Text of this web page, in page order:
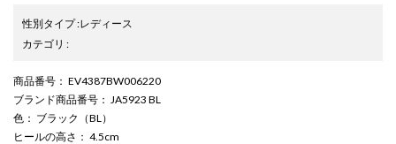
性別タイプ:レディース
カテゴリ :
商品番号 ： EV4387BW006220
ブランド商品番号 ： JA5923 BL
色 ： ブラック（BL）
ヒールの高さ ： 4.5cm